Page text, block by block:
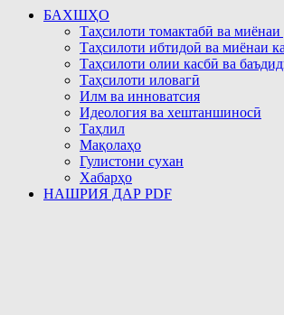
БАХШҲО
Таҳсилоти томактабӣ ва
Таҳсилоти ибтидоӣ ва миёнаи
Таҳсилоти олии касбӣ ва
Таҳсилоти иловагӣ
Илм ва инноватсия
Идеология ва хештаншиносӣ
Таҳлил
Мақолаҳо
Гулистони сухан
Хабарҳо
НАШРИЯ ДАР PDF